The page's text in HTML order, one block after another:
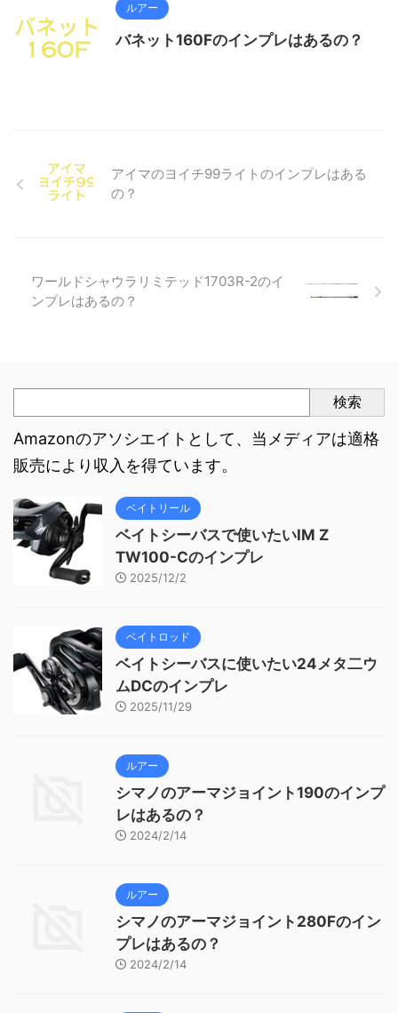
ルアー
バネット160Fのインプレはあるの？
アイマのヨイチ99ライトのインプレはある
の？
ワールドシャウラリミテッド1703R-2のイ
ンプレはあるの？
検索
Amazonのアソシエイトとして、当メディアは適格
販売により収入を得ています。
ベイトリール
ベイトシーバスで使いたいIM Z
TW100-Cのインプレ
2025/12/2
ベイトロッド
ベイトシーバスに使いたい24メタ二ウ
ムDCのインプレ
2025/11/29
ルアー
シマノのアーマジョイント190のインプ
レはあるの？
2024/2/14
ルアー
シマノのアーマジョイント280Fのイン
プレはあるの？
2024/2/14